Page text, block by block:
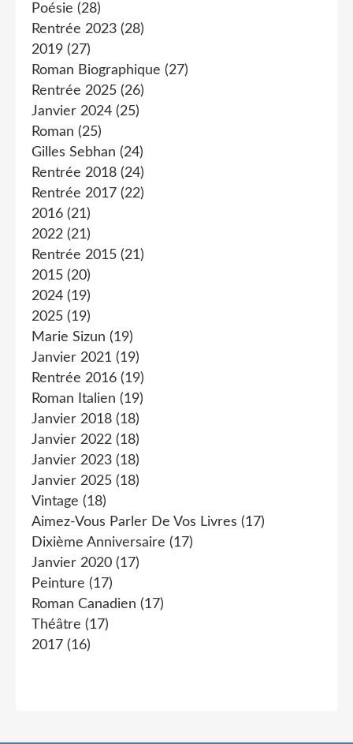
Poésie (28)
Rentrée 2023 (28)
2019 (27)
Roman Biographique (27)
Rentrée 2025 (26)
Janvier 2024 (25)
Roman (25)
Gilles Sebhan (24)
Rentrée 2018 (24)
Rentrée 2017 (22)
2016 (21)
2022 (21)
Rentrée 2015 (21)
2015 (20)
2024 (19)
2025 (19)
Marie Sizun (19)
Janvier 2021 (19)
Rentrée 2016 (19)
Roman Italien (19)
Janvier 2018 (18)
Janvier 2022 (18)
Janvier 2023 (18)
Janvier 2025 (18)
Vintage (18)
Aimez-Vous Parler De Vos Livres (17)
Dixième Anniversaire (17)
Janvier 2020 (17)
Peinture (17)
Roman Canadien (17)
Théâtre (17)
2017 (16)